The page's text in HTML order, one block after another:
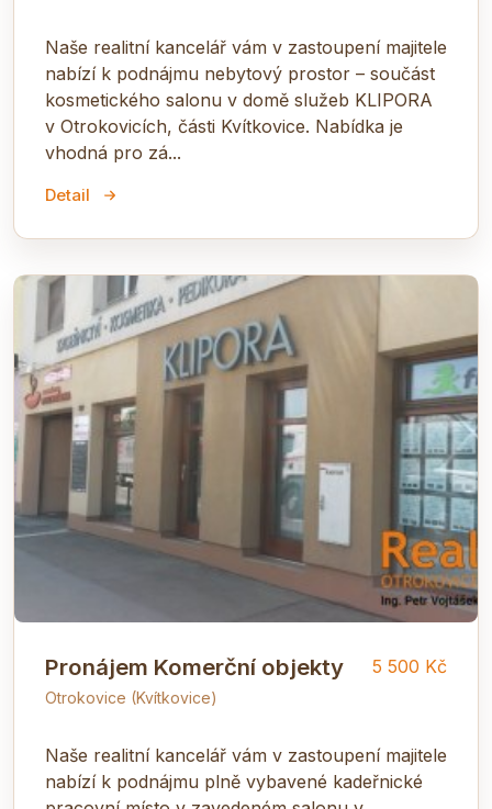
Naše realitní kancelář vám v zastoupení majitele
nabízí k podnájmu nebytový prostor – součást
kosmetického salonu v domě služeb KLIPORA
v Otrokovicích, části Kvítkovice. Nabídka je
vhodná pro zá...
Detail
Pronájem Komerční objekty
Otrokovice (Kvítkovice)
5 500 Kč
Naše realitní kancelář vám v zastoupení majitele
nabízí k podnájmu plně vybavené kadeřnické